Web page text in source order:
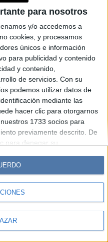
para nosotros
y/o accedemos a
cookies, y procesamos
únicos e información
para publicidad y contenido
y contenido,
de servicios. Con su
podemos utilizar datos de
mediante las
hacer clic para otorgarnos
1733 socios para
previamente descrito. De
para denegar su
otorgar su consentimiento.
de sus datos
consentimiento, pero usted
Sus
en cualquier
Break BATimes
los derechos reservados
Nro. 5346433